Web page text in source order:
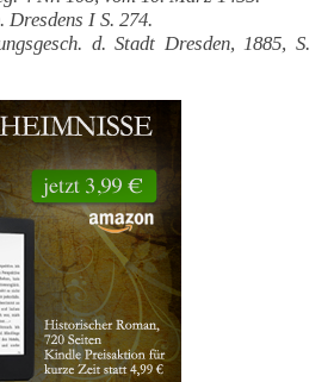
I S. 274.
d. Stadt Dresden, 1885, S.